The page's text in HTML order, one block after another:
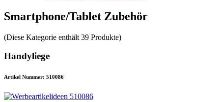
Smartphone/Tablet Zubehör
(Diese Kategorie enthält 39 Produkte)
Handyliege
Artikel Nummer: 510086